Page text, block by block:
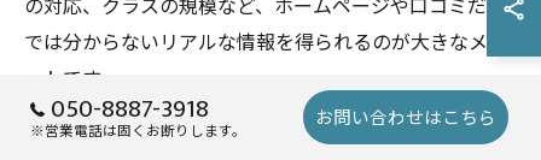
の対応、クラスの規模など、ホームページや口コミだけ
では分からないリアルな情報を得られるのが大きなメリ
ットです。
特に月謝を比較する際、費用だけでなく教室の環境や教
050-8887-3918
※営業電話は固くお断りします。 お問い合わせはこちら